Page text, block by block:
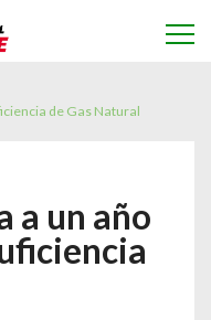
de Gas Natural
a un año